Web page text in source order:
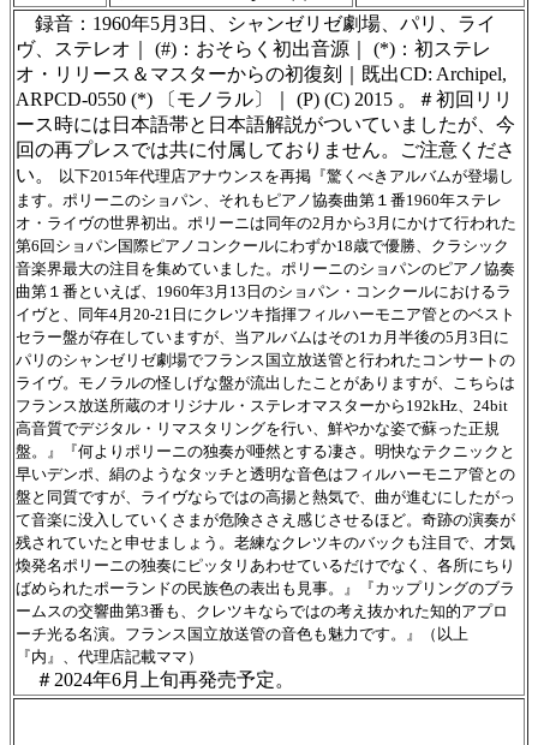
録音：1960年5月3日、シャンゼリゼ劇場、パリ、ライ
ヴ、ステレオ｜ (#)：おそらく初出音源｜ (*)：初ステレ
オ・リリース＆マスターからの初復刻｜既出CD: Archipel,
ARPCD-0550 (*) 〔モノラル〕｜ (P) (C) 2015 。＃初回リリ
ース時には日本語帯と日本語解説がついていましたが、今
回の再プレスでは共に付属しておりません。ご注意くださ
い。
以下2015年代理店アナウンスを再掲『驚くべきアルバムが登場し
ます。ポリーニのショパン、それもピアノ協奏曲第１番1960年ステレ
オ・ライヴの世界初出。ポリーニは同年の2月から3月にかけて行われた
第6回ショパン国際ピアノコンクールにわずか18歳で優勝、クラシック
音楽界最大の注目を集めていました。ポリーニのショパンのピアノ協奏
曲第１番といえば、1960年3月13日のショパン・コンクールにおけるラ
イヴと、同年4月20-21日にクレツキ指揮フィルハーモニア管とのベスト
セラー盤が存在していますが、当アルバムはその1カ月半後の5月3日に
パリのシャンゼリゼ劇場でフランス国立放送管と行われたコンサートの
ライヴ。モノラルの怪しげな盤が流出したことがありますが、こちらは
フランス放送所蔵のオリジナル・ステレオマスターから192kHz、24bit
高音質でデジタル・リマスタリングを行い、鮮やかな姿で蘇った正規
盤。』『何よりポリーニの独奏が唖然とする凄さ。明快なテクニックと
早いデンポ、絹のようなタッチと透明な音色はフィルハーモニア管との
盤と同質ですが、ライヴならではの高揚と熱気で、曲が進むにしたがっ
て音楽に没入していくさまが危険ささえ感じさせるほど。奇跡の演奏が
残されていたと申せましょう。老練なクレツキのバックも注目で、才気
煥発名ポリーニの独奏にピッタリあわせているだけでなく、各所にちり
ばめられたポーランドの民族色の表出も見事。』『カップリングのブラ
ームスの交響曲第3番も、クレツキならではの考え抜かれた知的アプロ
ーチ光る名演。フランス国立放送管の音色も魅力です。』（以上
『内』、代理店記載ママ）
＃2024年6月上旬再発売予定。